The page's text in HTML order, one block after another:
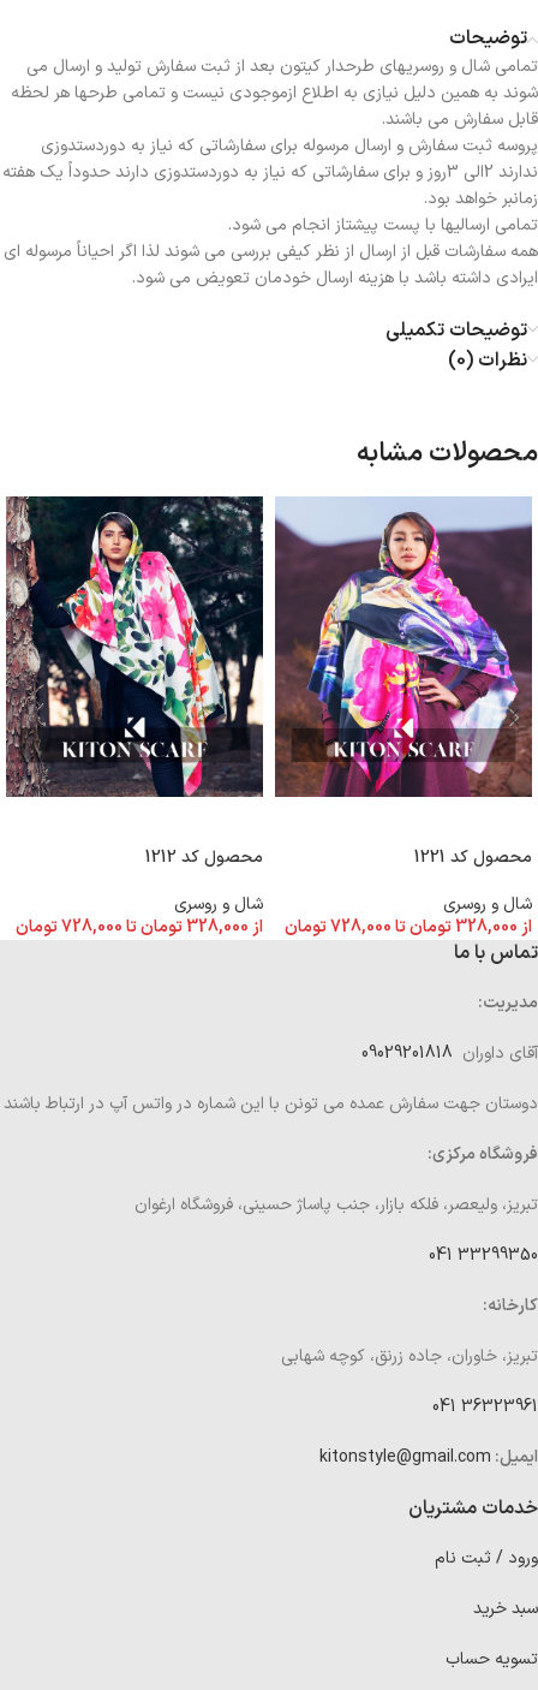
توضیحات
تمامی شال و روسریهای طرحدار کیتون بعد از ثبت سفارش تولید و ارسال می
شوند به همین دلیل نیازی به اطلاع ازموجودی نیست و تمامی طرحها هر لحظه
قابل سفارش می باشند.
پروسه ثبت سفارش و ارسال مرسوله برای سفارشاتی که نیاز به دوردستدوزی
ندارند 2الی 3روز و برای سفارشاتی که نیاز به دوردستدوزی دارند حدوداً یک هفته
زمانبر خواهد بود.
تمامی ارسالیها با پست پیشتاز انجام می شود.
همه سفارشات قبل از ارسال از نظر کیفی بررسی می شوند لذا اگر احیاناً مرسوله ای
ایرادی داشته باشد با هزینه ارسال خودمان تعویض می شود.
توضیحات تکمیلی
نظرات (0)
محصولات مشابه
محصول کد 1221
شال و روسری
از328,000تومانتا728,000تومان
محصول کد 1212
شال و روسری
از328,000تومانتا728,000تومان
تماس با ما
مدیریت:
آقای داوران
دوستان جهت سفارش عمده می تونن با این شماره در واتس آپ در ارتباط باشند
فروشگاه مرکزی:
تبریز، ولیعصر، فلکه بازار، جنب پاساژ حسینی، فروشگاه ارغوان
33299350 041
کارخانه:
تبریز، خاوران، جاده زرنق، کوچه شهابی
36323961 041
ایمیل: kitonstyle@gmail.com
خدمات مشتریان
ورود / ثبت نام
سبد خرید
تسویه حساب